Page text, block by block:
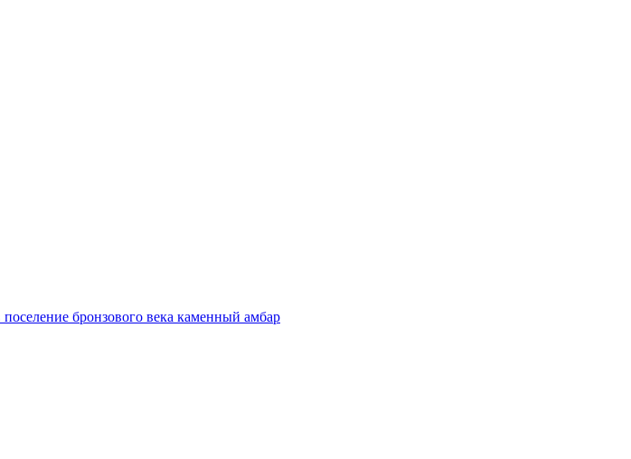
бронзового века каменный амбар